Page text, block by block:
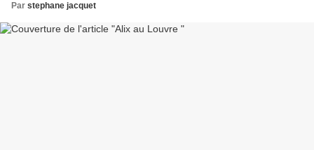
Par stephane jacquet